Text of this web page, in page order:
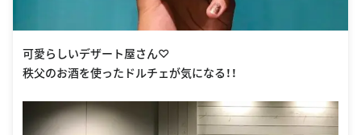
可愛らしいデザート屋さん♡
秩父のお酒を使ったドルチェが気になる！！